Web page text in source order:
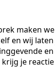
maken
en wij
je